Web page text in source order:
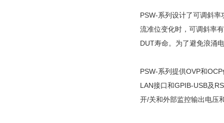
PSW-系列设计了可调斜
流准位变化时，可调斜率
DUT寿命。为了避免浪涌
PSW-系列提供OVP和
LAN接口和GPIB-USB及
开/关和外部监控输出电压